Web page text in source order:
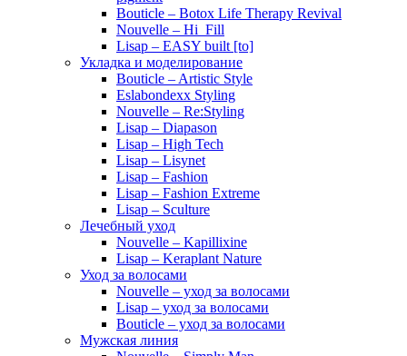
Bouticle – Botox Life Therapy Revival
Nouvelle – Hi_Fill
Lisap – EASY built [to]
Укладка и моделирование
Bouticle – Artistic Style
Eslabondexx Styling
Nouvelle – Re:Styling
Lisap – Diapason
Lisap – High Tech
Lisap – Lisynet
Lisap – Fashion
Lisap – Fashion Extreme
Lisap – Sculture
Лечебный уход
Nouvelle – Kapillixine
Lisap – Keraplant Nature
Уход за волосами
Nouvelle – уход за волосами
Lisap – уход за волосами
Bouticle – уход за волосами
Мужская линия